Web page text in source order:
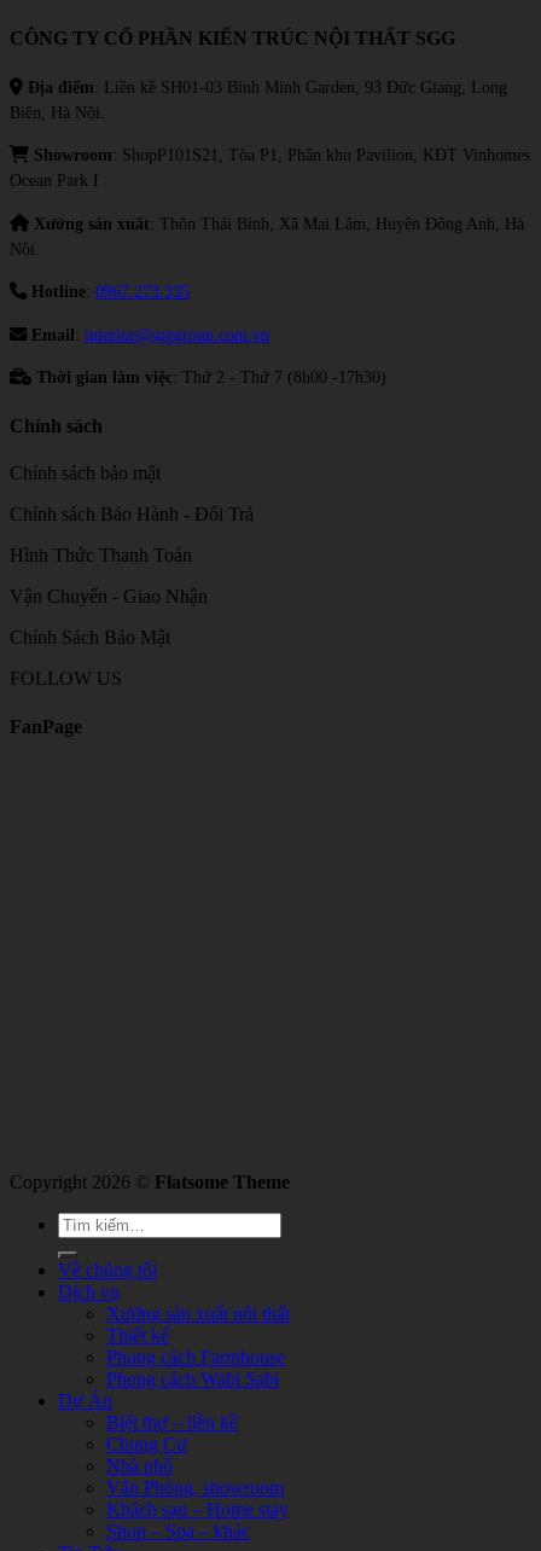
CÔNG TY CỔ PHẦN KIẾN TRÚC NỘI THẤT SGG
Địa điểm: Liền kề SH01-03 Bình Minh Garden, 93 Đức Giang, Long
Biên, Hà Nội.
Showroom: ShopP101S21, Tòa P1, Phân khu Pavilion, KĐT Vinhomes
Ocean Park I
Xưởng sản xuất: Thôn Thái Bình, Xã Mai Lâm, Huyện Đông Anh, Hà
Nội.
Hotline: 0967.273.335
Email: interior@sgggroup.com.vn
Thời gian làm việc: Thứ 2 - Thứ 7 (8h00 -17h30)
Chính sách
Chính sách bảo mật
Chính sách Bảo Hành - Đổi Trả
Hình Thức Thanh Toán
Vận Chuyển - Giao Nhận
Chính Sách Bảo Mật
FOLLOW US
FanPage
Copyright 2026 © Flatsome Theme
Về chúng tôi
Dịch vụ
Xưởng sản xuất nội thất
Thiết kế
Phong cách Farmhouse
Phong cách Wabi Sabi
Dự Án
Biệt thự – liền kề
Chung Cư
Nhà phố
Văn Phòng, showroom
Khách sạn – Home stay
Shop – Spa – khác